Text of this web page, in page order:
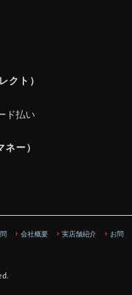
クト）
ー）
会社概要 実店舗紹介
お問